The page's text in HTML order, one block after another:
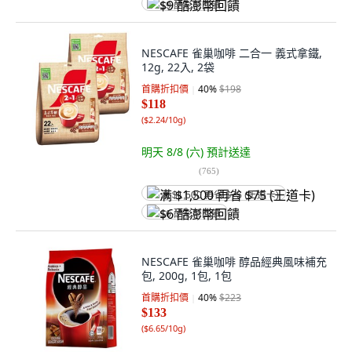
$9 酷澎幣回饋
NESCAFE 雀巢咖啡 二合一 義式拿鐵,
12g, 22入, 2袋
首購折扣價 40%$198
$118
($2.24/10g)
明天 8/8 (六) 預計送達
(765)
满 $1,500 再省 $75 (王道卡)
$6 酷澎幣回饋
NESCAFE 雀巢咖啡 醇品經典風味補充
包, 200g, 1包, 1包
首購折扣價 40%$223
$133
($6.65/10g)